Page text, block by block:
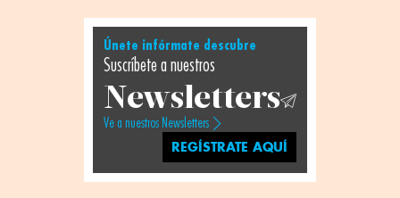
Únete infórmate descubre
Suscríbete a nuestros
Newsletters
Ve a nuestros Newsletters
REGÍSTRATE AQUÍ